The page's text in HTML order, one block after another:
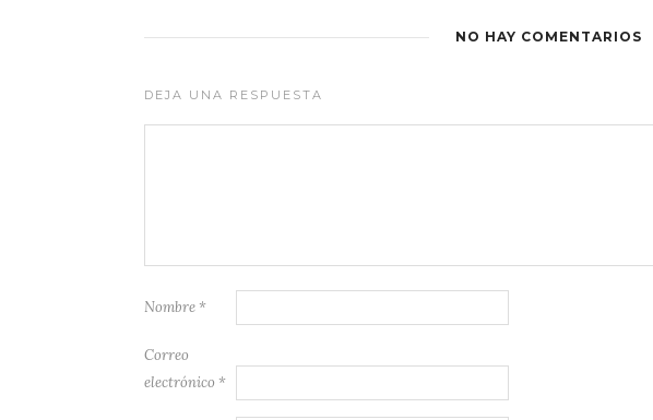
NO HAY COMENTARIOS
DEJA UNA RESPUESTA
Nombre *
Correo
electrónico *